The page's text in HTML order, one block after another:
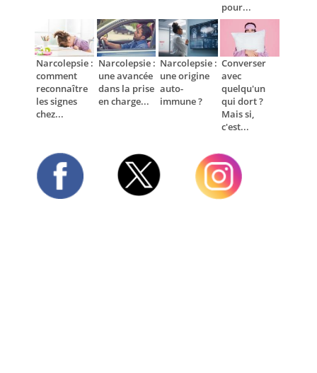
pour...
Narcolepsie :
comment
reconnaître
les signes
chez...
Narcolepsie :
une avancée
dans la prise
en charge...
Narcolepsie :
une origine
auto-
immune ?
Converser
avec
quelqu'un
qui dort ?
Mais si,
c'est...